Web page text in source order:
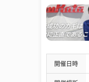
開催日時